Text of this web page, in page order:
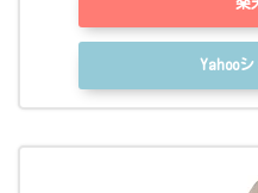
Yahoo